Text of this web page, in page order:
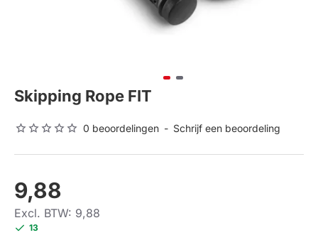
Skipping Rope FIT
0 beoordelingen - Schrijf een beoordeling
9,88
Excl. BTW: 9,88
13